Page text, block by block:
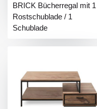
BRICK Bücherregal mit 1
Rostschublade / 1
Schublade